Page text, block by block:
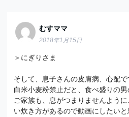
むすママ
2018年1月15日
＞にぎりさま
そして、息子さんの皮膚病、心配で
白米小麦粉禁止だと、食べ盛りの
ご家族も、息がつまりませんよう
い炊き方があるので動画にしたい